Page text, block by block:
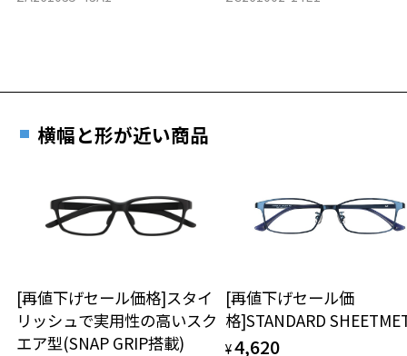
横幅と形が近い商品
[再値下げセール価格]スタイ
リッシュで実用性の高いスク
エア型(SNAP GRIP搭載)
[再値下げセール価
格]STANDARD
¥4,620